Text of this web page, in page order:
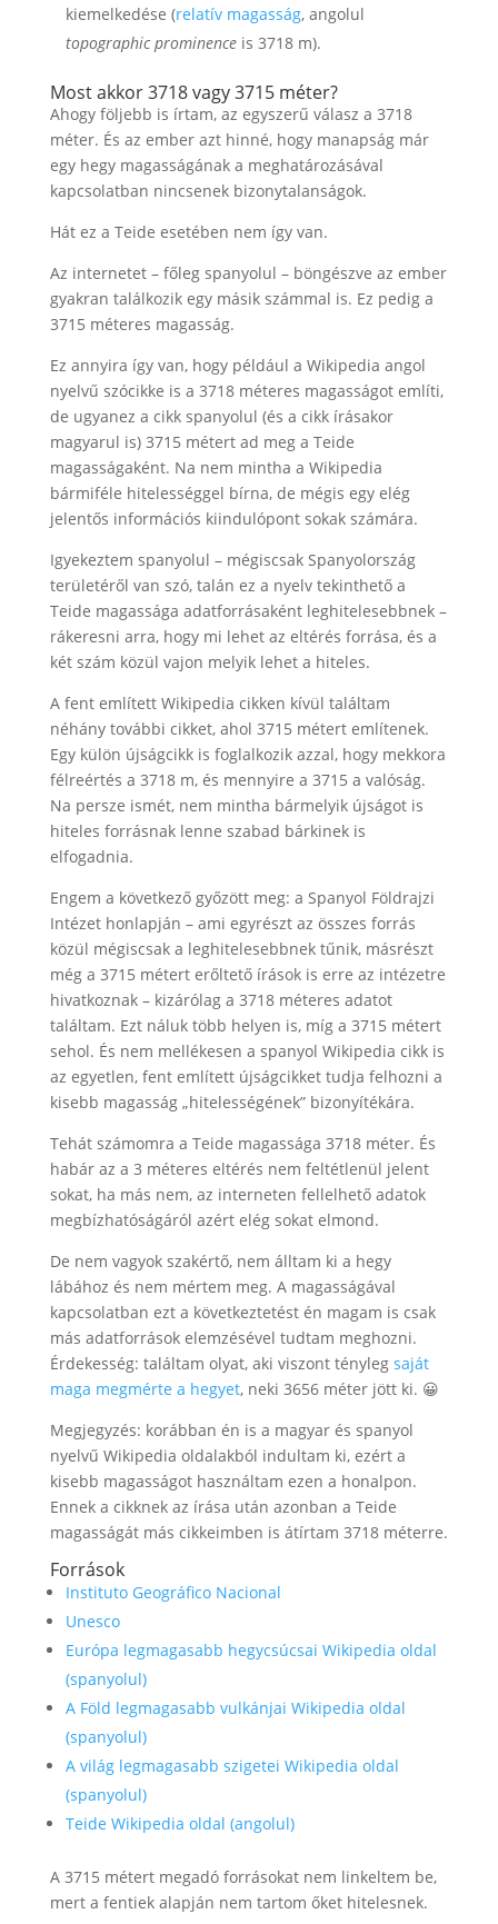
kiemelkedése (relatív magasság, angolul
topographic prominenceis 3718 m).
Most akkor 3718 vagy 3715 méter?
Ahogy följebb is írtam, az egyszerű válasz a 3718
méter. És az ember azt hinné, hogy manapság már
egy hegy magasságának a meghatározásával
kapcsolatban nincsenek bizonytalanságok.
Hát ez a Teide esetében nem így van.
Az internetet – főleg spanyolul – böngészve az ember
gyakran találkozik egy másik számmal is. Ez pedig a
3715 méteres magasság.
Ez annyira így van, hogy például a Wikipedia angol
nyelvű szócikke is a 3718 méteres magasságot említi,
de ugyanez a cikk spanyolul (és a cikk írásakor
magyarul is) 3715 métert ad meg a Teide
magasságaként. Na nem mintha a Wikipedia
bármiféle hitelességgel bírna, de mégis egy elég
jelentős információs kiindulópont sokak számára.
Igyekeztem spanyolul – mégiscsak Spanyolország
területéről van szó, talán ez a nyelv tekinthető a
Teide magassága adatforrásaként leghitelesebbnek –
rákeresni arra, hogy mi lehet az eltérés forrása, és a
két szám közül vajon melyik lehet a hiteles.
A fent említett Wikipedia cikken kívül találtam
néhány további cikket, ahol 3715 métert említenek.
Egy külön újságcikk is foglalkozik azzal, hogy mekkora
félreértés a 3718 m, és mennyire a 3715 a valóság.
Na persze ismét, nem mintha bármelyik újságot is
hiteles forrásnak lenne szabad bárkinek is
elfogadnia.
Engem a következő győzött meg: a Spanyol Földrajzi
Intézet honlapján – ami egyrészt az összes forrás
közül mégiscsak a leghitelesebbnek tűnik, másrészt
még a 3715 métert erőltető írások is erre az intézetre
hivatkoznak – kizárólag a 3718 méteres adatot
találtam. Ezt náluk több helyen is, míg a 3715 métert
sehol. És nem mellékesen a spanyol Wikipedia cikk is
az egyetlen, fent említett újságcikket tudja felhozni a
kisebb magasság „hitelességének” bizonyítékára.
Tehát számomra a Teide magassága 3718 méter. És
habár az a 3 méteres eltérés nem feltétlenül jelent
sokat, ha más nem, az interneten fellelhető adatok
megbízhatóságáról azért elég sokat elmond.
De nem vagyok szakértő, nem álltam ki a hegy
lábához és nem mértem meg. A magasságával
kapcsolatban ezt a következtetést én magam is csak
más adatforrások elemzésével tudtam meghozni.
Érdekesség: találtam olyat, aki viszont tényleg saját
maga megmérte a hegyet, neki 3656 méter jött ki. 😀
Megjegyzés: korábban én is a magyar és spanyol
nyelvű Wikipedia oldalakból indultam ki, ezért a
kisebb magasságot használtam ezen a honalpon.
Ennek a cikknek az írása után azonban a Teide
magasságát más cikkeimben is átírtam 3718 méterre.
Források
Instituto Geográfico Nacional
Unesco
Európa legmagasabb hegycsúcsai Wikipedia oldal
(spanyolul)
A Föld legmagasabb vulkánjai Wikipedia oldal
(spanyolul)
A világ legmagasabb szigetei Wikipedia oldal
(spanyolul)
Teide Wikipedia oldal (angolul)
A 3715 métert megadó forrásokat nem linkeltem be,
mert a fentiek alapján nem tartom őket hitelesnek.